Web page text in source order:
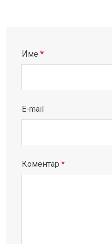
Име *
E-mail
Коментар *